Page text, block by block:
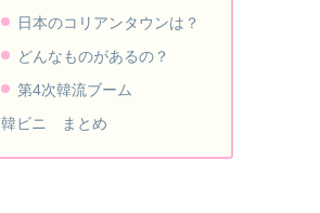
日本のコリアンタウンは？
どんなものがあるの？
第4次韓流ブーム
韓ビニ まとめ